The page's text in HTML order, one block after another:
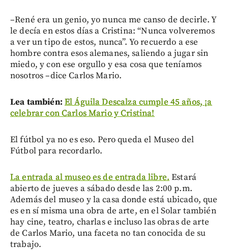
–René era un genio, yo nunca me canso de decirle. Y
le decía en estos días a Cristina: “Nunca volveremos
a ver un tipo de estos, nunca”. Yo recuerdo a ese
hombre contra esos alemanes, saliendo a jugar sin
miedo, y con ese orgullo y esa cosa que teníamos
nosotros –dice Carlos Mario.
Lea también: El Águila Descalza cumple 45 años, ¡a
celebrar con Carlos Mario y Cristina!
El fútbol ya no es eso. Pero queda el Museo del
Fútbol para recordarlo.
La entrada al museo es de entrada libre. Estará
abierto de jueves a sábado desde las 2:00 p.m.
Además del museo y la casa donde está ubicado, que
es en sí misma una obra de arte, en el Solar también
hay cine, teatro, charlas e incluso las obras de arte
de Carlos Mario, una faceta no tan conocida de su
trabajo.